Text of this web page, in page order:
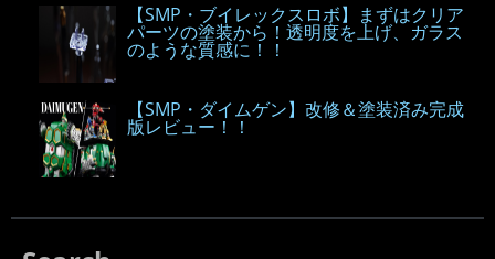
【SMP・ブイレックスロボ】まずはクリア
パーツの塗装から！透明度を上げ、ガラス
のような質感に！！
【SMP・ダイムゲン】改修＆塗装済み完成
版レビュー！！